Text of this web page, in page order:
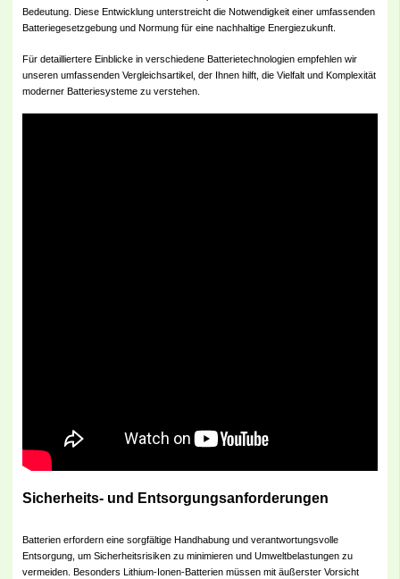
Bedeutung. Diese Entwicklung unterstreicht die Notwendigkeit einer umfassenden
Batteriegesetzgebung und Normung für eine nachhaltige Energiezukunft.
Für detailliertere Einblicke in verschiedene Batterietechnologien empfehlen wir
unseren umfassenden Vergleichsartikel, der Ihnen hilft, die Vielfalt und Komplexität
moderner Batteriesysteme zu verstehen.
Sicherheits‑ und Entsorgungsanforderungen
Batterien erfordern eine sorgfältige Handhabung und verantwortungsvolle
Entsorgung, um Sicherheitsrisiken zu minimieren und Umweltbelastungen zu
vermeiden. Besonders Lithium-Ionen-Batterien müssen mit äußerster Vorsicht